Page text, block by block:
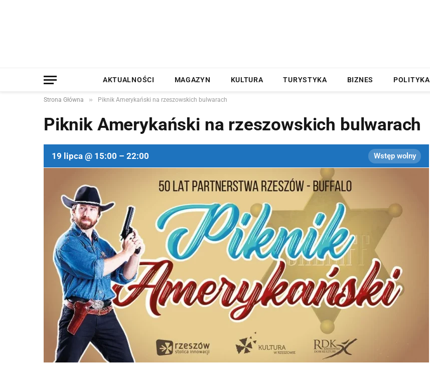
AKTUALNOŚCI MAGAZYN KULTURA TURYSTYKA BIZNES POLITYKA
Strona Główna » Piknik Amerykański na rzeszowskich bulwarach
Piknik Amerykański na rzeszowskich bulwarach
19 lipca @ 15:00 – 22:00 Wstęp wolny